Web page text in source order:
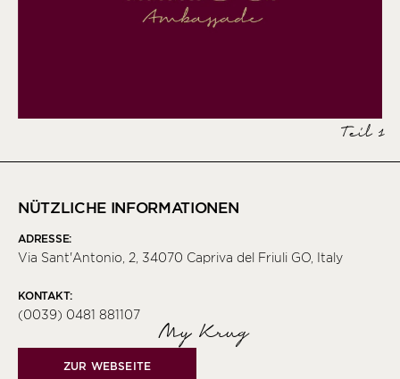
Teil 1
NÜTZLICHE INFORMATIONEN
ADRESSE:
Via Sant'Antonio, 2, 34070 Capriva del Friuli GO, Italy
KONTAKT:
(0039) 0481 881107
My Krug
ZUR WEBSEITE